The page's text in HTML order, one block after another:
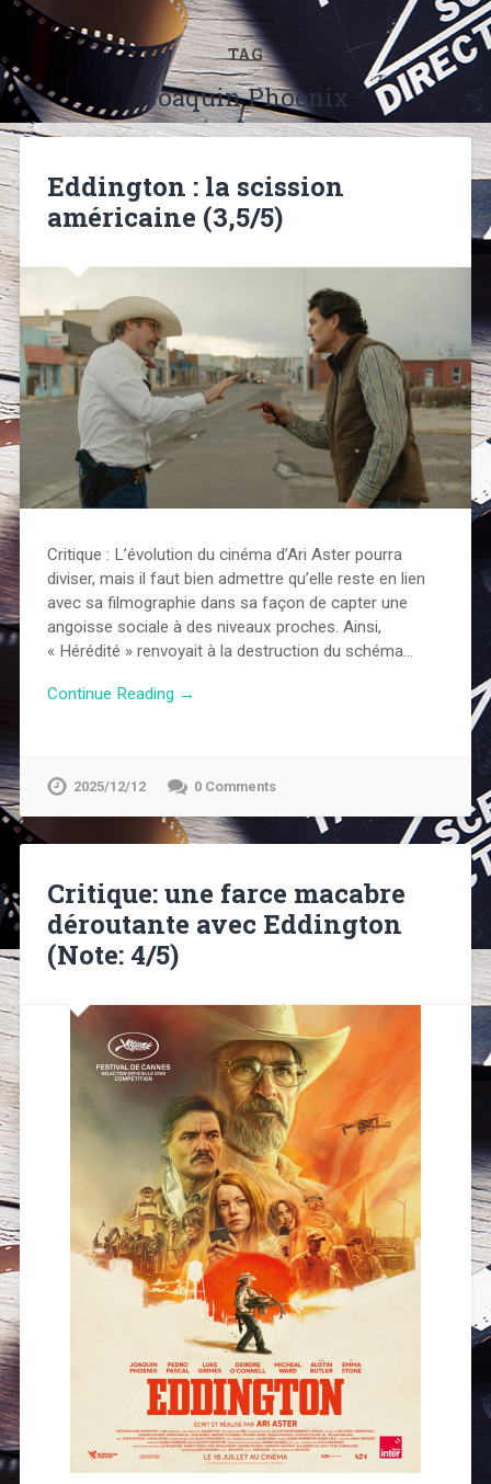
TAG
Joaquin Phoenix
Eddington : la scission
américaine (3,5/5)
Critique : L’évolution du cinéma d’Ari Aster pourra
diviser, mais il faut bien admettre qu’elle reste en lien
avec sa filmographie dans sa façon de capter une
angoisse sociale à des niveaux proches. Ainsi,
« Hérédité » renvoyait à la destruction du schéma…
Continue Reading →
2025/12/12 0 Comments
Critique: une farce macabre
déroutante avec Eddington
(Note: 4/5)